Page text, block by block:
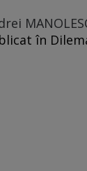
în